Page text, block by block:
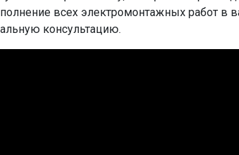
всех электромонтажных работ в
консультацию.